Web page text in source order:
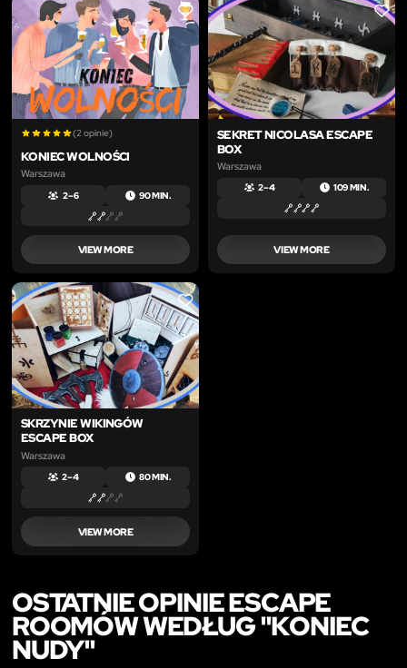
LIKE
(2 opinie)
KONIEC WOLNOŚCI
Warszawa
2 – 6 90 MIN.
VIEW MORE
LIKE
SEKRET NICOLASA ESCAPE
BOX
Warszawa
2 – 4 109 MIN.
VIEW MORE
LIKE
SKRZYNIE WIKINGÓW
ESCAPE BOX
Warszawa
2 – 4 80 MIN.
VIEW MORE
OSTATNIE OPINIE ESCAPE
ROOMÓW WEDŁUG "KONIEC
NUDY"